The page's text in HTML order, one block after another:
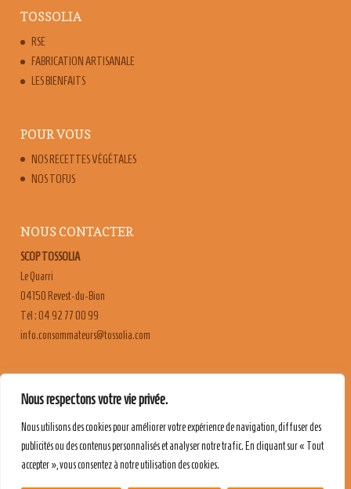
Nous respectons votre vie privée.
Nous utilisons des cookies pour améliorer votre expérience de navigation, diffuser des
publicités ou des contenus personnalisés et analyser notre trafic. En cliquant sur « Tout
accepter », vous consentez à notre utilisation des cookies.
TOSSOLIA
RSE
FABRICATION ARTISANALE
LES BIENFAITS
POUR VOUS
NOS RECETTES VÉGÉTALES
NOS TOFUS
NOUS CONTACTER
SCOP TOSSOLIA
Le Quarri
04150 Revest-du-Bion
Tél : 04 92 77 00 99
moc.ailossot@sruetammosnoc.ofni
CONTACT & RECRUTEMENT
MENTIONS LÉGALES
POLITIQUE DE CONFIDENTIALITÉ